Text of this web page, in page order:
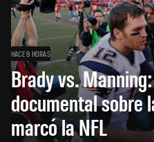
HACE 9 HORAS
Brady vs.
documental sobre
marcó la NFL